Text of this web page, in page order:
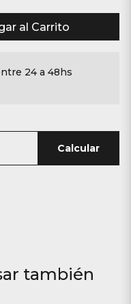
al Carrito
24 a 48hs
Calcular
también